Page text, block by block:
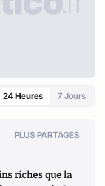
24 Heures 7 Jours
PLUS PARTAGES
riches que la